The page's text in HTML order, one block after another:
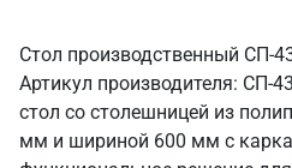
Стол производственный СП-
Артикул производителя: СП-
стол со столешницей из
мм и шириной 600 мм с